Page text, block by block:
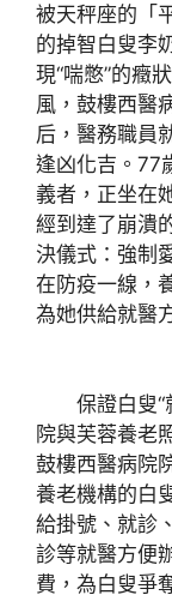
被天秤座的「
的掉智白叟李
現“喘憋”的癥
風，鼓樓西醫
后，醫務職員
逢凶化吉。77
義者，正坐在
經到達了崩潰
決儀式：強制
在防疫一線，
為她供給就醫
保證白叟“
院與芙蓉養老
鼓樓西醫病院
養老機構的白
給掛號、就診
診等就醫方便
費，為白叟爭